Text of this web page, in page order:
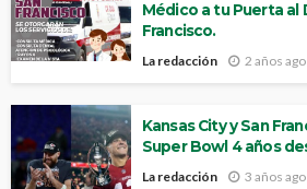
Médico a tu Puerta al
Francisco.
La redacción 2 años ago
Kansas City y San
Super Bowl 4 años
La redacción 3 años ago